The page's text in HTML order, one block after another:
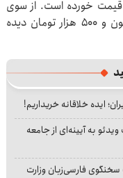
و ۶۰۰ هزار تومان قیمت خورده است. از سوی
دیگر، سکه گرمی در بازار به قیمت ۱۶ میلیون و ۵۰۰ هزار تومان دیده
ایده خلاقانه خریداریم!
به آیینه‌ای از جامعه
فارسی‌زبان وزارت